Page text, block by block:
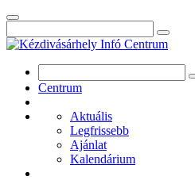
Centrum
Aktuális
Legfrissebb
Ajánlat
Kalendárium